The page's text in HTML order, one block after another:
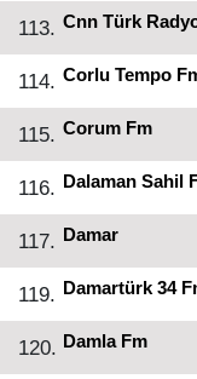
113. Cnn Türk
114. Corlu Tempo
115. Corum Fm
116. Dalaman Sahil
117. Damar
119. Damartürk 34
120. Damla Fm